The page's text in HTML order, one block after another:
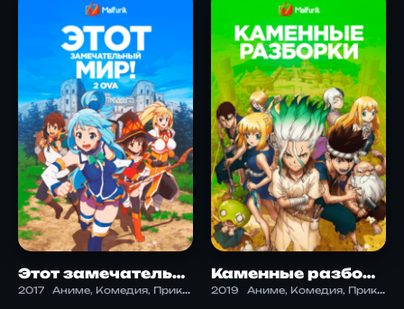
Этот замечательный мир! 2 OVA
2017 Аниме, Комедия, Приключения, Сверхъестественное, Фэнтези
Каменные разборки
2019 Аниме, Комедия, Приключения, Сёнэн, Фантастика